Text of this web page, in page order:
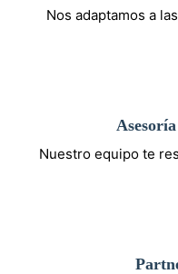
Nos adaptamos a
Nuestro equipo te